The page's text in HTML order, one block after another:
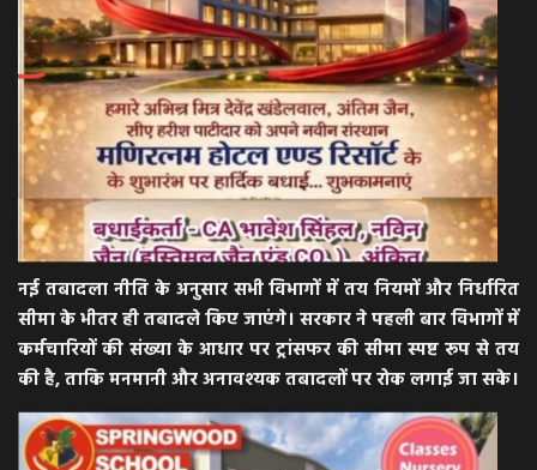
नई तबादला नीति के अनुसार सभी विभागों में तय नियमों और निर्धारित
सीमा के भीतर ही तबादले किए जाएंगे। सरकार ने पहली बार विभागों में
कर्मचारियों की संख्या के आधार पर ट्रांसफर की सीमा स्पष्ट रूप से तय
की है, ताकि मनमानी और अनावश्यक तबादलों पर रोक लगाई जा सके।